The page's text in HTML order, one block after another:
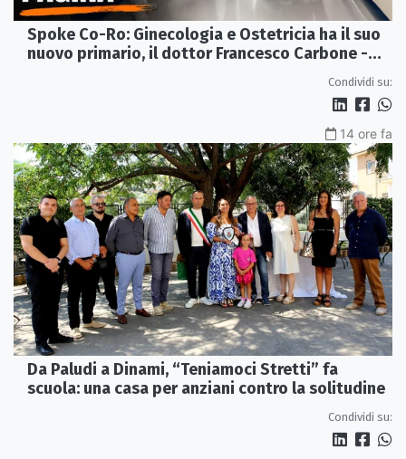
Spoke Co-Ro: Ginecologia e Ostetricia ha il suo
nuovo primario, il dottor Francesco Carbone -
Condividi su:
14 ore fa
Da Paludi a Dinami, “Teniamoci Stretti” fa
scuola: una casa per anziani contro la solitudine
Condividi su: